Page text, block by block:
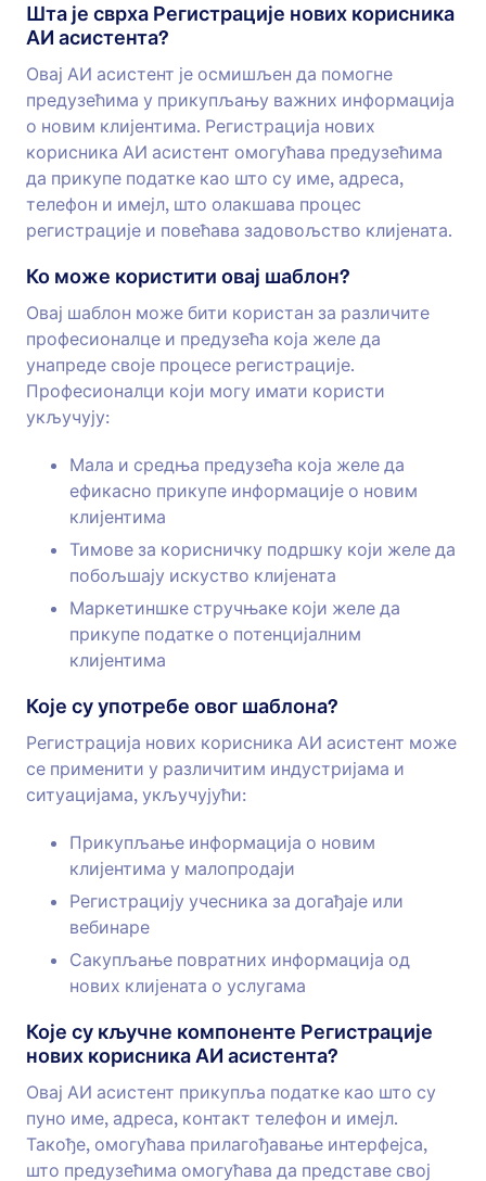
Шта је сврха Регистрације нових корисника
АИ асистента?
Овај АИ асистент је осмишљен да помогне
предузећима у прикупљању важних информација
о новим клијентима. Регистрација нових
корисника АИ асистент омогућава предузећима
да прикупе податке као што су име, адреса,
телефон и имејл, што олакшава процес
регистрације и повећава задовољство клијената.
Ко може користити овај шаблон?
Овај шаблон може бити користан за различите
професионалце и предузећа која желе да
унапреде своје процесе регистрације.
Професионалци који могу имати користи
укључују:
Мала и средња предузећа која желе да
ефикасно прикупе информације о новим
клијентима
Тимове за корисничку подршку који желе да
побољшају искуство клијената
Маркетиншке стручњаке који желе да
прикупе податке о потенцијалним
клијентима
Које су употребе овог шаблона?
Регистрација нових корисника АИ асистент може
се применити у различитим индустријама и
ситуацијама, укључујући:
Прикупљање информација о новим
клијентима у малопродаји
Регистрацију учесника за догађаје или
вебинаре
Сакупљање повратних информација од
нових клијената о услугама
Које су кључне компоненте Регистрације
нових корисника АИ асистента?
Овај АИ асистент прикупља податке као што су
пуно име, адреса, контакт телефон и имејл.
Такође, омогућава прилагођавање интерфејса,
што предузећима омогућава да представе свој